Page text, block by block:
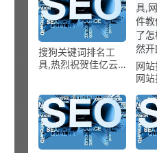
搜狗关键词排名工
具,热烈祝贺佳亿云
网
网站
样
朗